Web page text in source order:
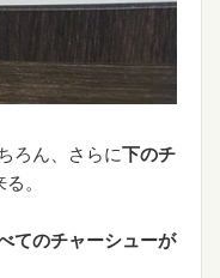
ろん、さらに下のチ
。
てのチャーシューが